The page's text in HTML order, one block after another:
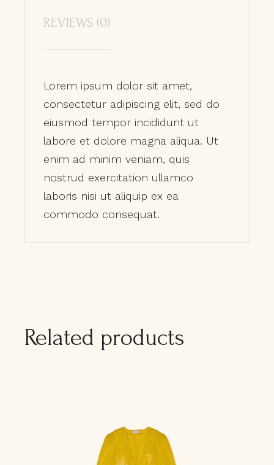
REVIEWS (0)
Lorem ipsum dolor sit amet,
consectetur adipiscing elit, sed do
eiusmod tempor incididunt ut
labore et dolore magna aliqua. Ut
enim ad minim veniam, quis
nostrud exercitation ullamco
laboris nisi ut aliquip ex ea
commodo consequat.
Related products